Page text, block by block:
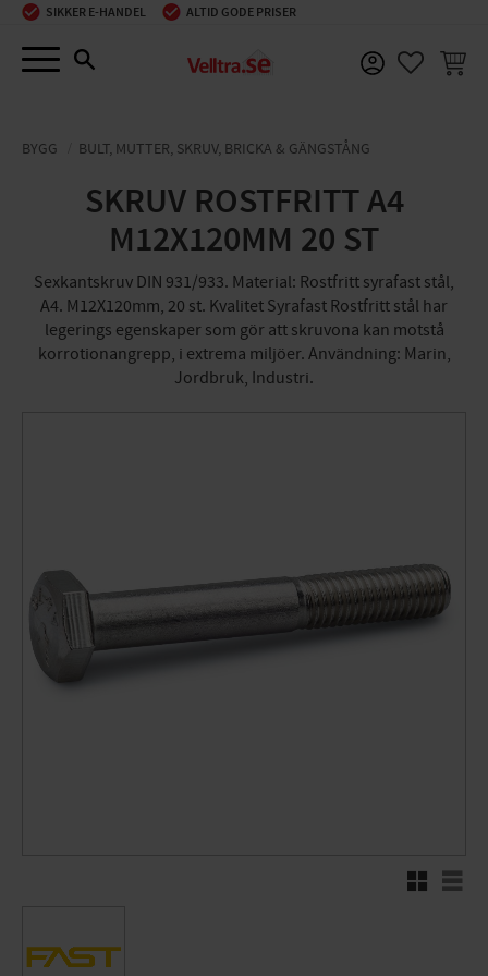
Menu
SIKKER E-HANDEL ALTID GODE PRISER
BYGG BULT, MUTTER, SKRUV, BRICKA & GÄNGSTÅNG
SKRUV ROSTFRITT A4
M12X120MM 20 ST
Sexkantskruv DIN 931/933. Material: Rostfritt syrafast stål,
A4. M12X120mm, 20 st. Kvalitet Syrafast Rostfritt stål har
legerings egenskaper som gör att skruvona kan motstå
korrotionangrepp, i extrema miljöer. Användning: Marin,
Jordbruk, Industri.
RutenettListe